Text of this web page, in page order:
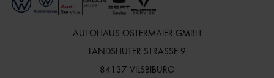
AUTOHAUS OSTERMAIER GMBH
LANDSHUTER STRASSE 9
84137 VILSBIBURG